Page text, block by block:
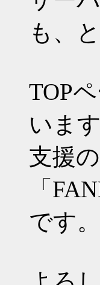
も、
TOP
います
支援
「
です。